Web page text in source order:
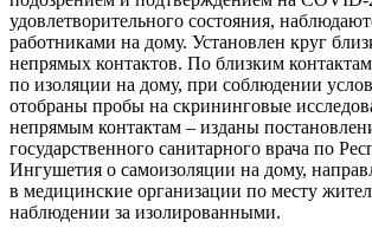
удовлетворительного состояния,
работниками на дому. Установлен круг
непрямых контактов. По близким
по изоляции на дому, при соблюдении
отобраны пробы на скрининговые
непрямым контактам – изданы
государственного санитарного врача по
Ингушетия о самоизоляции на дому,
в медицинские организации по месту
наблюдении за изолированными.